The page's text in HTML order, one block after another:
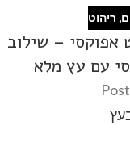
, ריהוט
אפוקסי – שילוב
עם עץ מלא